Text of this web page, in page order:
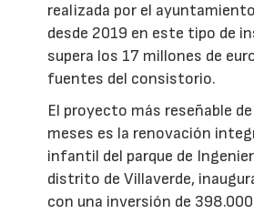
realizada por el
desde 2019 en este tipo de
supera los 17 millones de
fuentes del consistorio.
El proyecto más reseñable
meses es la renovación
infantil del parque de
distrito de Villaverde,
con una inversión de